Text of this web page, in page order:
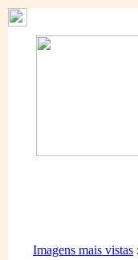
Imagens mais vistas